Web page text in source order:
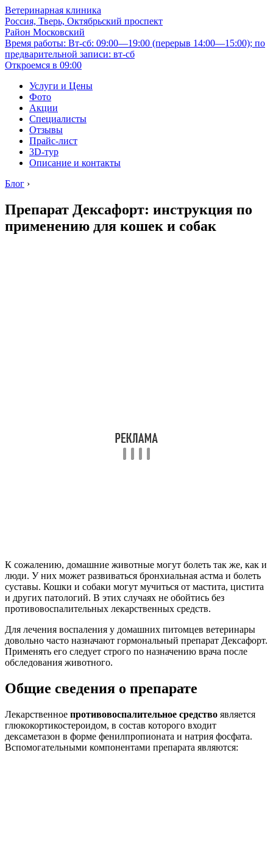
Ветеринарная клиника
Россия, Тверь, Октябрьский проспект
Район Московский
Время работы: Вт-сб: 09:00—19:00 (перерыв 14:00—15:00); по
предварительной записи: вт-сб
Откроемся в 09:00
Услуги и Цены
Фото
Акции
Специалисты
Отзывы
Прайс-лист
3D-тур
Описание и контакты
Блог ›
Препарат Дексафорт: инструкция по
применению для кошек и собак
К сожалению, домашние животные могут болеть так же, как и
люди. У них может развиваться бронхиальная астма и болеть
суставы. Кошки и собаки могут мучиться от мастита, цистита
и других патологий. В этих случаях не обойтись без
противовоспалительных лекарственных средств.
Для лечения воспаления у домашних питомцев ветеринары
довольно часто назначают гормональный препарат Дексафорт.
Применять его следует строго по назначению врача после
обследования животного.
Общие сведения о препарате
Лекарственное противовоспалительное средство является
глюкокортикостероидом, в состав которого входит
дексаметазон в форме фенилпропионата и натрия фосфата.
Вспомогательными компонентами препарата являются: